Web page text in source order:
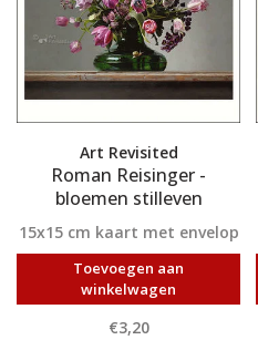
Art Revisited
Roman Reisinger -
bloemen stilleven
15x15 cm kaart met envelop
Toevoegen aan
winkelwagen
€3,20